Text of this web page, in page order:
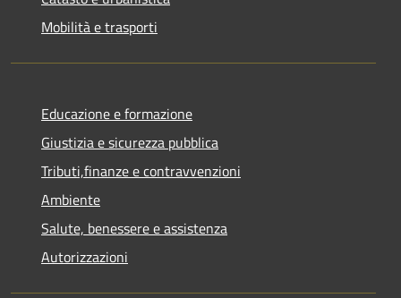
Mobilità e trasporti
Educazione e formazione
Giustizia e sicurezza pubblica
Tributi,finanze e contravvenzioni
Ambiente
Salute, benessere e assistenza
Autorizzazioni